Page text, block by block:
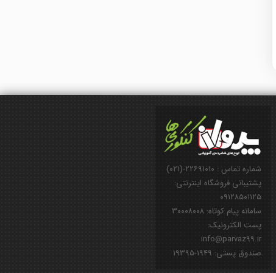
شماره تماس : ۲۲۶۹۱۰۱۰-(۰۲۱)
پشتیبانی فروشگاه اینترنتی:
۰۹۱۲۸۵۰۱۱۲۵
سامانه پیام کوتاه: ۳۰۰۰۸۰۰۸
پست الکترونیک:
info@parvaz99.ir
صندوق پستی: ۱۹۴۹-۱۹۳۹۵